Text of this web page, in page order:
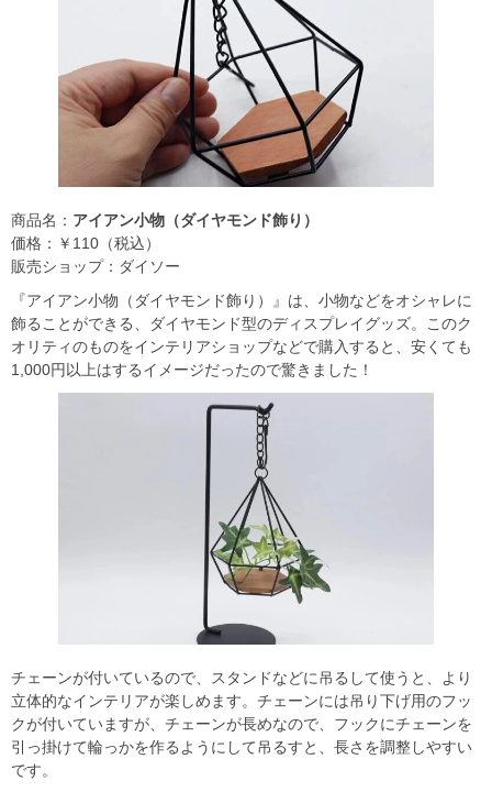
商品名： アイアン小物（ダイヤモンド飾り）
価格：￥110（税込）
販売ショップ：ダイソー
『アイアン小物（ダイヤモンド飾り）』は、小物などをオシャレに
飾ることができる、ダイヤモンド型のディスプレイグッズ。このク
オリティのものをインテリアショップなどで購入すると、安くても
1,000円以上はするイメージだったので驚きました！
チェーンが付いているので、スタンドなどに吊るして使うと、より
立体的なインテリアが楽しめます。チェーンには吊り下げ用のフッ
クが付いていますが、チェーンが長めなので、フックにチェーンを
引っ掛けて輪っかを作るようにして吊るすと、長さを調整しやすい
です。